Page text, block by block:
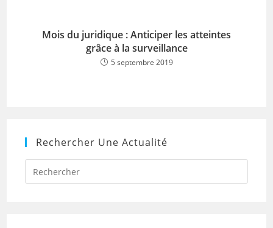
Mois du juridique : Anticiper les atteintes
grâce à la surveillance
5 septembre 2019
Rechercher Une Actualité
Press
to